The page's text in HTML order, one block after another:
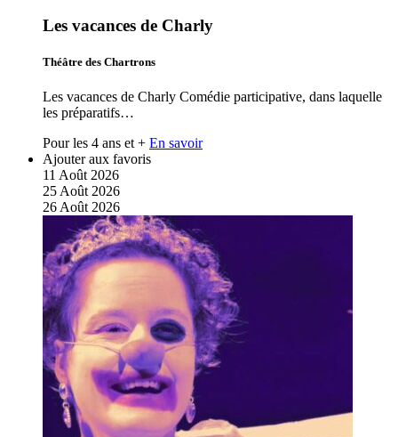
Les vacances de Charly
Théâtre des Chartrons
Les vacances de Charly Comédie participative, dans laquelle
les préparatifs…
Pour les 4 ans et + En savoir
Ajouter aux favoris
11 Août 2026
25Août 2026
26Août 2026